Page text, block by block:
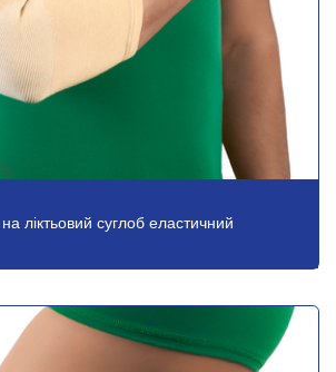
ліктьовий суглоб еластичний